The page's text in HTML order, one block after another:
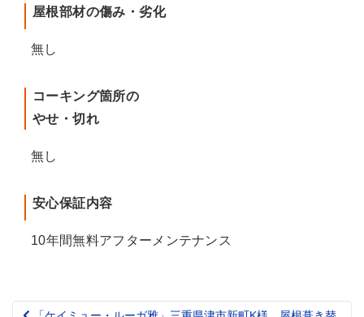
屋根部材の傷み・劣化
無し
コーキング箇所の
やせ・切れ
無し
安心保証内容
10年間無料アフターメンテナンス